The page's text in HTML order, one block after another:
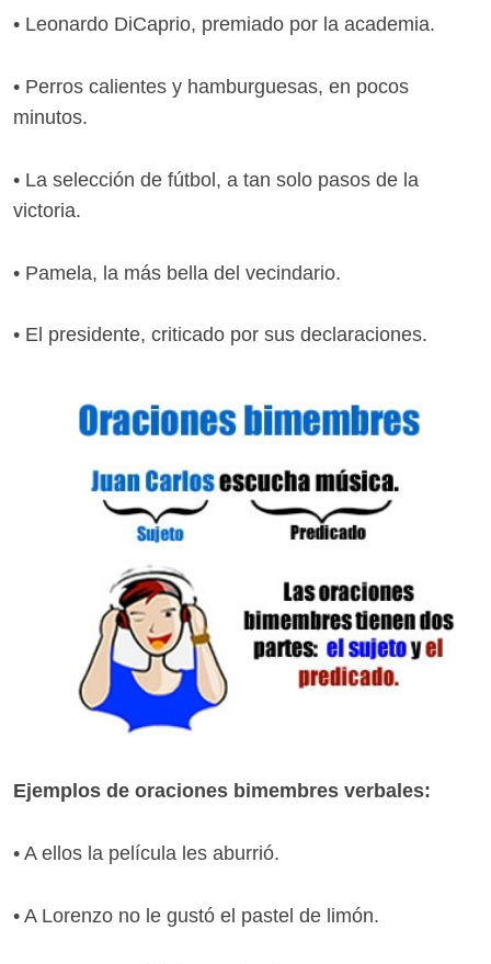
• Leonardo DiCaprio, premiado por la academia.
• Perros calientes y hamburguesas, en pocos
minutos.
• La selección de fútbol, a tan solo pasos de la
victoria.
• Pamela, la más bella del vecindario.
• El presidente, criticado por sus declaraciones.
Ejemplos de oraciones bimembres verbales:
• A ellos la película les aburrió.
• A Lorenzo no le gustó el pastel de limón.